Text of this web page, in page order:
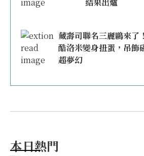
藏壽司聯名三麗鷗來
酷洛米變身扭蛋，吊飾
超夢幻
本日熱門